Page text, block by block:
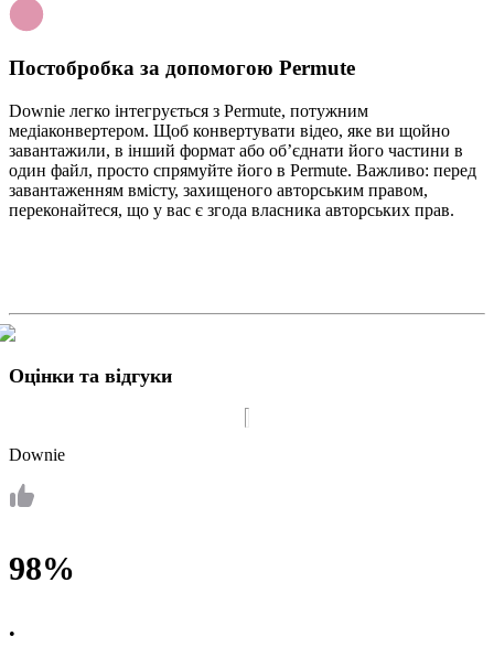
Постобробка за допомогою Permute
Downie легко інтегрується з Permute, потужним
медіаконвертером. Щоб конвертувати відео, яке ви щойно
завантажили, в інший формат або об’єднати його частини в
один файл, просто спрямуйте його в Permute. Важливо: перед
завантаженням вмісту, захищеного авторським правом,
переконайтеся, що у вас є згода власника авторських прав.
Оцінки та відгуки
Downie
98%
•